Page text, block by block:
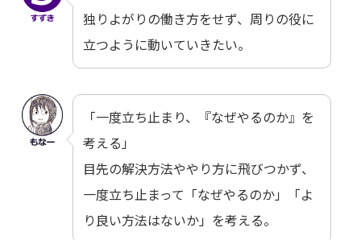
独りよがりの働き方をせず、周りの役に
立つように動いていきたい。
「一度立ち止まり、『なぜやるのか』を
考える」
目先の解決方法ややり方に飛びつかず、
一度立ち止まって「なぜやるのか」「よ
り良い方法はないか」を考える。